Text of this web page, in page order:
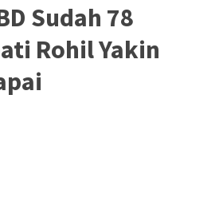
Sudah 78
Rohil Yakin